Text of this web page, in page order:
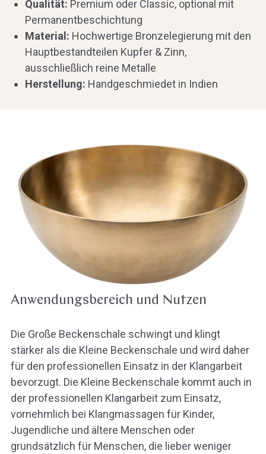
Qualität: Premium oder Classic, optional mit
Permanentbeschichtung
Material: Hochwertige Bronzelegierung mit den
Hauptbestandteilen Kupfer & Zinn,
ausschließlich reine Metalle
Herstellung: Handgeschmiedet in Indien
Anwendungsbereich und Nutzen
Die Große Beckenschale schwingt und klingt
stärker als die Kleine Beckenschale und wird daher
für den professionellen Einsatz in der Klangarbeit
bevorzugt. Die Kleine Beckenschale kommt auch in
der professionellen Klangarbeit zum Einsatz,
vornehmlich bei Klangmassagen für Kinder,
Jugendliche und ältere Menschen oder
grundsätzlich für Menschen, die lieber weniger